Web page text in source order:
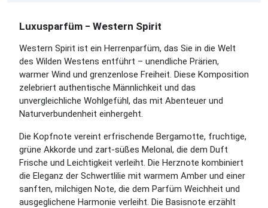
Luxusparfüm − Western Spirit
Western Spirit ist ein Herrenparfüm, das Sie in die Welt
des Wilden Westens entführt – unendliche Prärien,
warmer Wind und grenzenlose Freiheit. Diese Komposition
zelebriert authentische Männlichkeit und das
unvergleichliche Wohlgefühl, das mit Abenteuer und
Naturverbundenheit einhergeht.
Die Kopfnote vereint erfrischende Bergamotte, fruchtige,
grüne Akkorde und zart-süßes Melonal, die dem Duft
Frische und Leichtigkeit verleiht. Die Herznote kombiniert
die Eleganz der Schwertlilie mit warmem Amber und einer
sanften, milchigen Note, die dem Parfüm Weichheit und
ausgeglichene Harmonie verleiht. Die Basisnote erzählt